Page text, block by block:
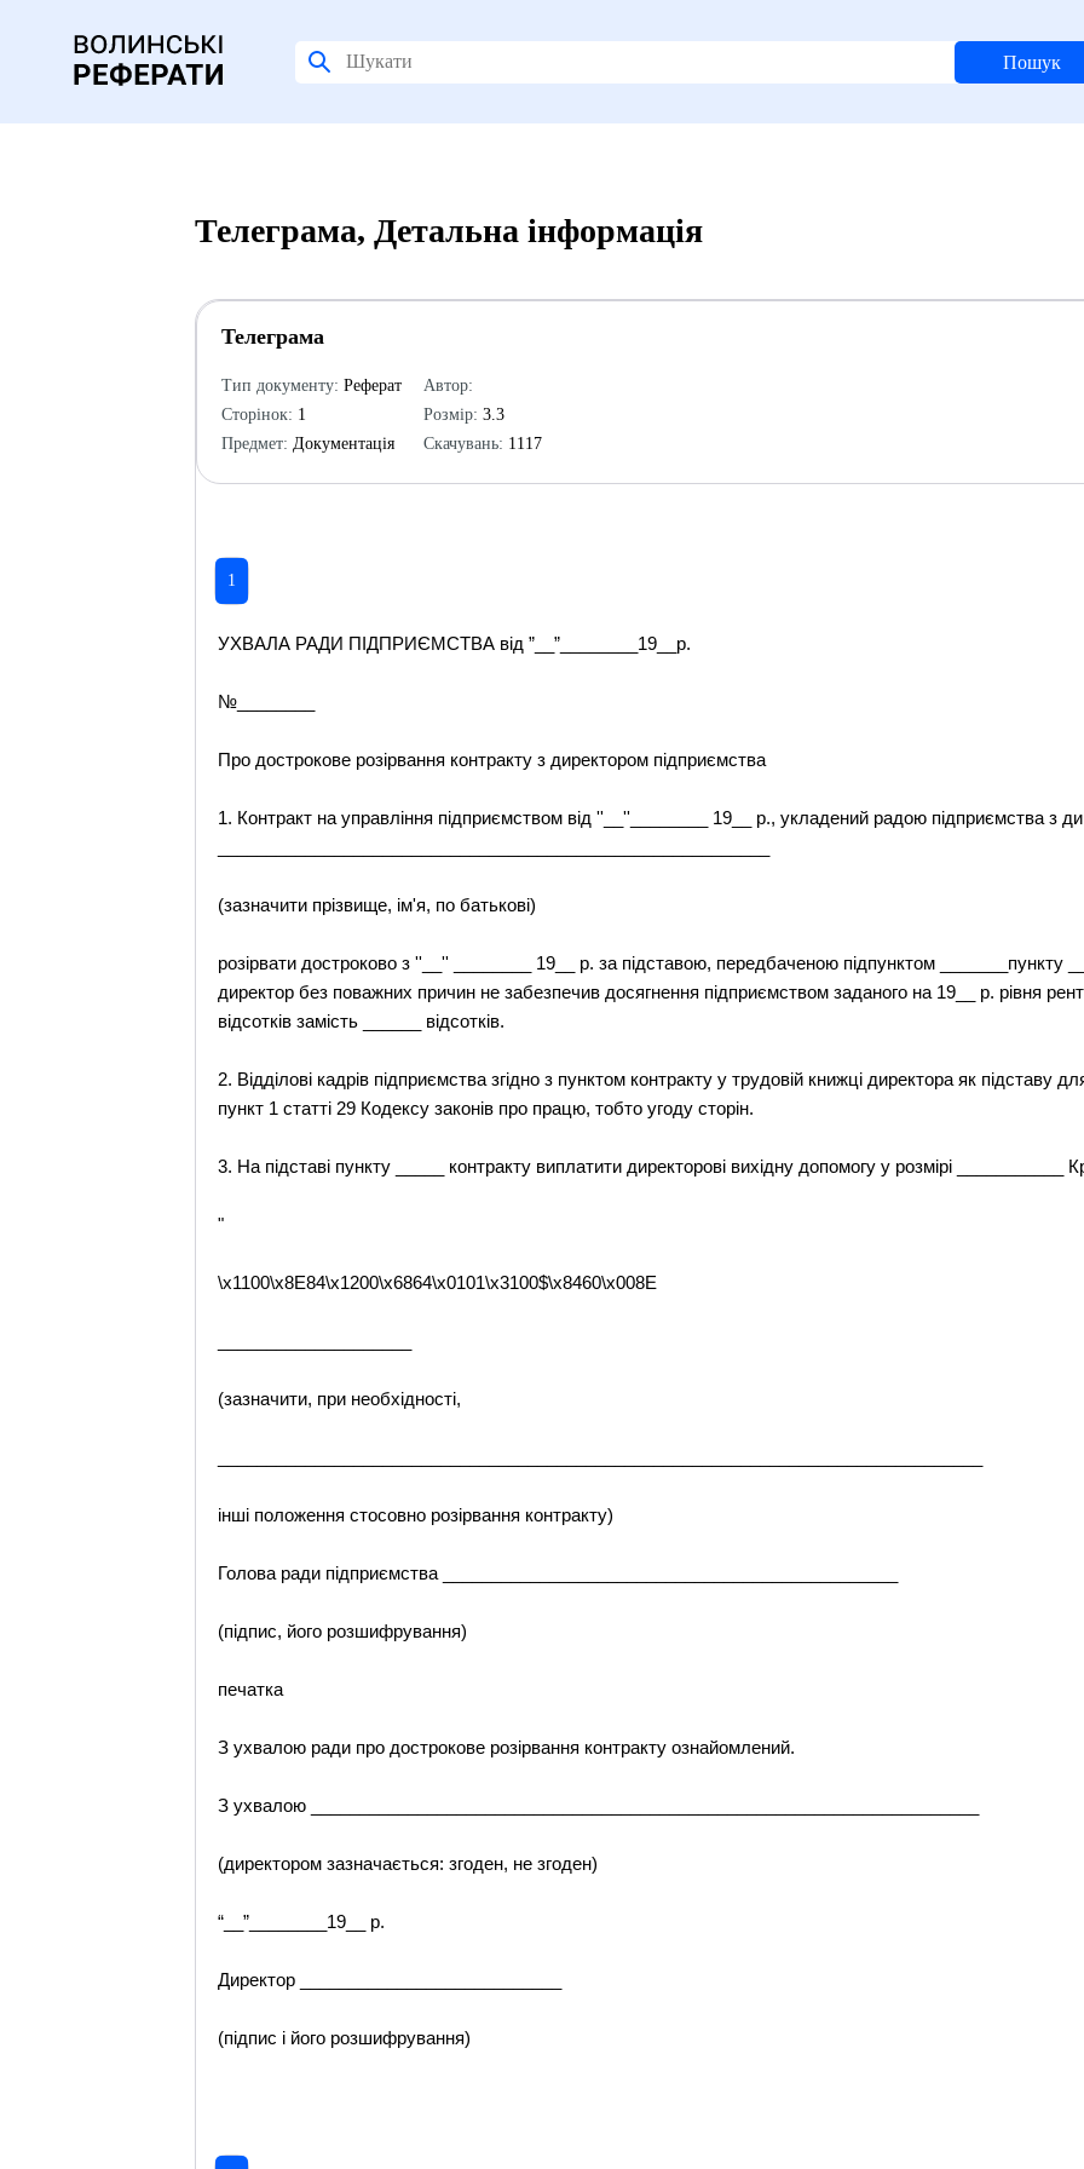
Пошук
Телеграма, Детальна інформація
Телеграма
Тип документу: Реферат
Сторінок: 1
Предмет: Документація
Автор:
Розмір: 3.3
Скачувань: 1117
1
УХВАЛА РАДИ ПІДПРИЄМСТВА від ”__”________19__р.
№________
Про дострокове розірвання контракту з директором підприємства
1. Контракт на управління підприємством від ''__''________ 19__ р., укладений радою підприємства з
(зазначити прізвище, ім'я, по батькові)
розірвати достроково з ''__'' ________ 19__ р. за підставою, передбаченою підпунктом _______пункту
директор без поважних причин не забезпечив досягнення підприємством заданого на 19__ р. рівня
відсотків замість ______ відсотків.
2. Відділові кадрів підприємства згідно з пунктом контракту у трудовій книжці директора як підставу
пункт 1 статті 29 Кодексу законів про працю, тобто угоду сторін.
3. На підставі пункту _____ контракту виплатити директорові вихідну допомогу у розмірі ___________
"
\x1100\x8E84\x1200\x6864\x0101\x3100$\x8460\x008E
(зазначити, при необхідності,
інші положення стосовно розірвання контракту)
Голова ради підприємства _______________________________________________
(підпис, його розшифрування)
печатка
З ухвалою ради про дострокове розірвання контракту ознайомлений.
З ухвалою _____________________________________________________________________
(директором зазначається: згоден, не згоден)
“__”________19__ р.
Директор ___________________________
(підпис і його розшифрування)